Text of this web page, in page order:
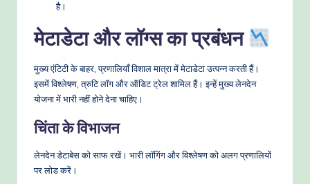
है।
मेटाडेटा और लॉग्स का प्रबंधन
मुख्य एंटिटी के बाहर, प्रणालियाँ विशाल मात्रा में मेटाडेटा उत्पन्न करती हैं।
इसमें विश्लेषण, त्रुटि लॉग और ऑडिट ट्रेल शामिल हैं। इन्हें मुख्य लेनदेन
योजना में भारी नहीं होने देना चाहिए।
चिंता के विभाजन
लेनदेन डेटाबेस को साफ रखें। भारी लॉगिंग और विश्लेषण को अलग प्रणालियों
पर लोड करें।